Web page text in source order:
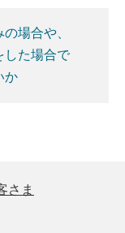
場合や、
した場合で
か
さま